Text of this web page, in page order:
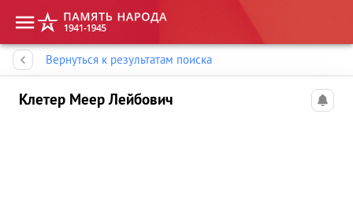
Вернуться к результатам поиска
Клетер Меер Лейбович
Память народа